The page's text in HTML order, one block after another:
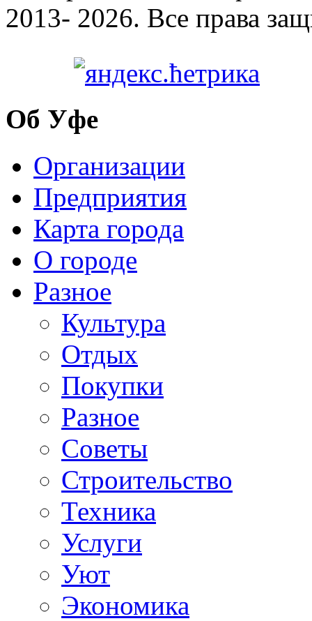
2013- 2026. Все права
Об Уфе
Организации
Предприятия
Карта города
О городе
Разное
Культура
Отдых
Покупки
Разное
Советы
Строительство
Техника
Услуги
Уют
Экономика